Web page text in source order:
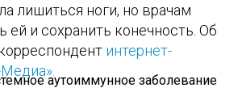
лишиться ноги, но врачам
ей и сохранить конечность. Об
интернет-
аутоиммунное заболевание